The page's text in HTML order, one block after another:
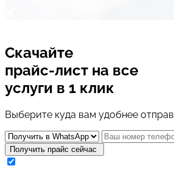
Скачайте
прайс-лист на все
услуги в 1 клик
Выберите куда вам удобнее
Получить прайс сейчас